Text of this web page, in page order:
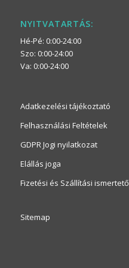
NYITVATARTÁS:
Hé-Pé: 0:00-24:00
Szo: 0:00-24:00
Va: 0:00-24:00
Adatkezelési tájékoztató
Felhasználási Feltételek
GDPR Jogi nyilatkozat
Elállás joga
Fizetési és Szállítási ismertető
Sitemap